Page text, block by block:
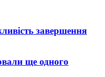
завершення
ще одного